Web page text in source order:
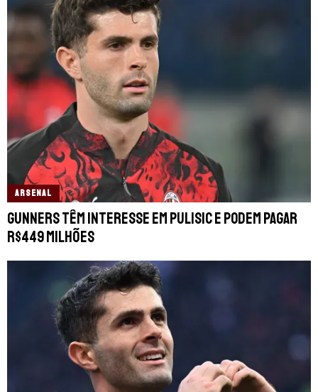
ARSENAL
Gunners têm interesse em Pulisic e podem pagar
R$449 milhões